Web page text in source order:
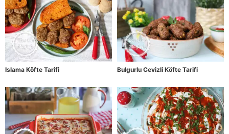
Islama Köfte Tarifi Bulgurlu Cevizli Köfte Tarifi